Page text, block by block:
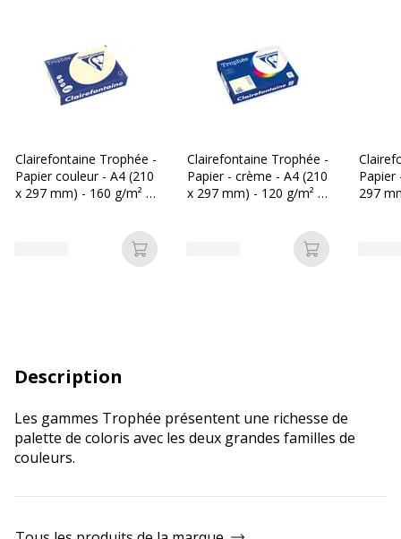
Clairefontaine Trophée -
Papier couleur - A4 (210
x 297 mm) - 160 g/m² -
Ajouter au panier
Clairefontaine Trophée -
Papier - crème - A4 (210
x 297 mm) - 120 g/m² -
Ajouter au
Papier
297
Description
Les gammes Trophée présentent une richesse de
palette de coloris avec les deux grandes familles de
couleurs.